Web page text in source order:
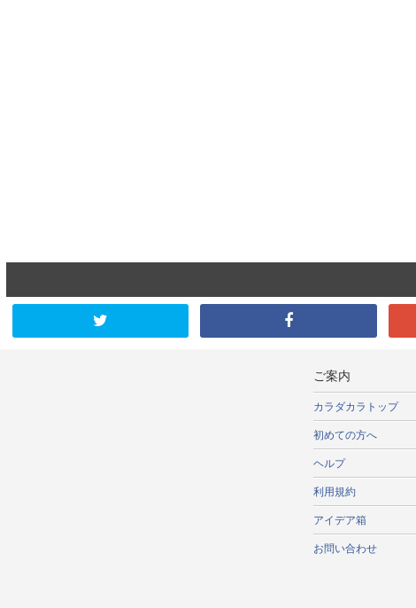
ご案内
カラダカラトップ
初めての方へ
ヘルプ
利用規約
アイデア箱
お問い合わせ